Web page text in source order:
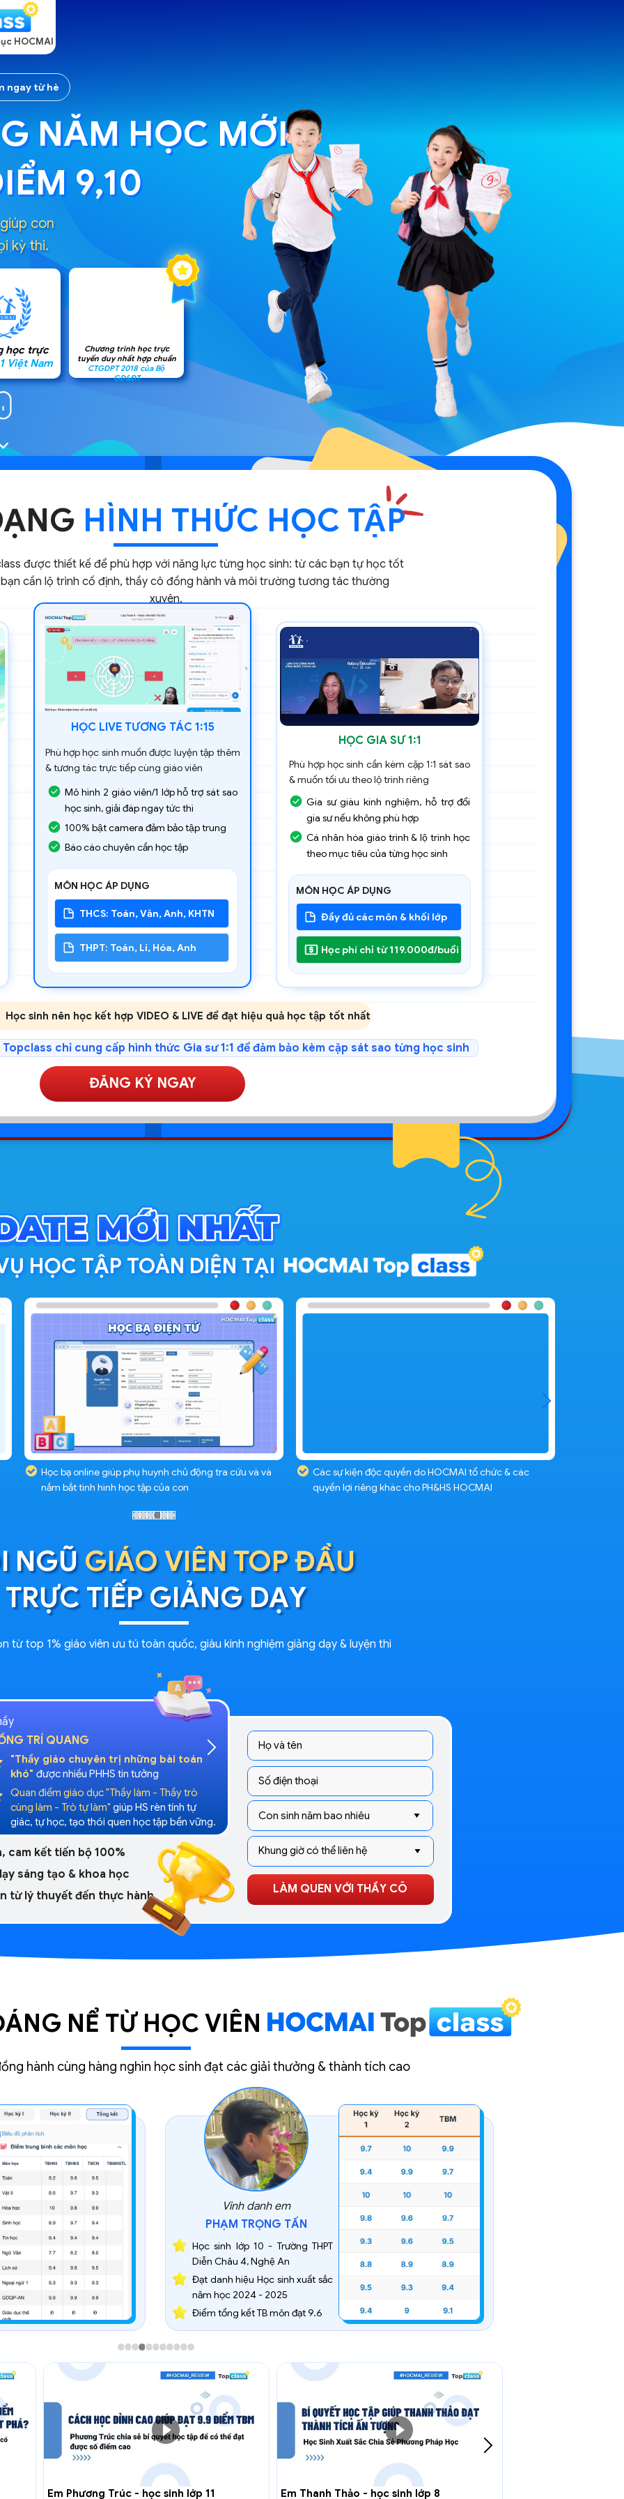
con
kỳ thi.
HOCMAI
NĂM HỌC MỚI
9,10
ngay từ hè
học trực
Việt Nam
Chương trình học trực
tuyến duy nhất hợp chuẩn
CTGDPT 2018 của Bộ
GD&ĐT
HÌNH THỨC HỌC TẬP
được thiết kế để phù hợp với năng lực từng học sinh: từ các bạn tự học tốt
cần lộ trình cố định, thầy cô đồng hành và môi trường tương tác thường
xuyên.
HỌC LIVE TƯƠNG TÁC 1:15
Phù hợp học sinh muốn được luyện tập thêm
& tương tác trực tiếp cùng giáo viên
Mô hình 2 giáo viên/1 lớp hỗ trợ sát sao
học sinh, giải đáp ngay tức thì
100% bật camera đảm bảo tập trung
Báo cáo chuyên cần học tập
MÔN HỌC ÁP DỤNG
THCS: Toán, Văn, Anh, KHTN
THPT: Toán, Lí, Hóa, Anh
HỌC GIA SƯ 1:1
Phù hợp học sinh cần kèm cặp 1:1 sát sao
& muốn tối ưu theo lộ trình riêng
Gia sư giàu kinh nghiệm, hỗ trợ đổi
gia sư nếu không phù hợp
Cá nhân hóa giáo trình & lộ trình học
theo mục tiêu của từng học sinh
MÔN HỌC ÁP DỤNG
Đầy đủ các môn & khối lớp
Học phí chỉ từ 119.000đ/buổi
ĐĂNG KÝ NGAY
Học sinh nên học kết hợp VIDEO & LIVE để đạt hiệu quả học tập tốt nhất
chỉ cung cấp hình thức Gia sư 1:1 để đảm bảo kèm cặp sát sao từng học sinh
Học bạ online giúp phụ huynh chủ động tra cứu và và
nắm bắt tình hình học tập của con
Các sự kiện độc quyền do HOCMAI tổ chức & các
quyền lợi riêng khác cho PH&HS HOCMAI
HỌC TẬP TOÀN DIỆN TẠI
NGŨ GIÁO VIÊN TOP ĐẦU
TRỰC TIẾP GIẢNG DẠY
từ top 1% giáo viên ưu tú toàn quốc, giàu kinh nghiệm giảng dạy & luyện thi
LÀM QUEN VỚI THẦY CÔ
cam kết tiến bộ 100%
sáng tạo & khoa học
từ lý thuyết đến thực hành
TRÍ QUANG
"Thầy giáo chuyên trị những bài toán
khó" được nhiều PHHS tin tưởng
Quan điểm giáo dục"Thầy làm - Thầy trò
cùng làm - Trò tự làm" giúp HS rèn tính tự
giác, tự học, tạo thói quen học tập bền vững.
LƯU HUY THƯỞNG
Thạc sĩ ĐH Bách Khoa HN
luyện thi Đại học môn Toán
Gần gũi, hóm hỉnh, duyên dáng,
được sự hứng khởi với môn Toán cho nhiều
thế hệ học sinh THPT
Em Phương Trúc - học sinh lớp 11 Em Thanh Thảo - học sinh lớp 8
NỂ TỪ HỌC VIÊN
hành cùng hàng nghìn học sinh đạt các giải thưởng & thành tích cao
PHẠM TRỌNG TẤN
Vinh danh em
Học sinh lớp 10 - Trường THPT
Diễn Châu 4, Nghệ An
Đạt danh hiệu Học sinh xuất sắc
năm học 2024 - 2025
Điểm tổng kết TB môn đạt 9.6